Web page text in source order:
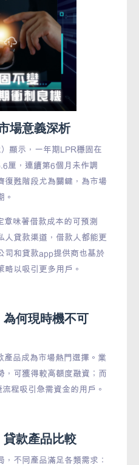
場意義深析
顯示，一年期LPR穩固在
厘，連續第6個月未作調
復甦階段尤為關鍵，為市場
。
意味著借款成本的可預測
人貸款渠道，借款人都能更
司和貸款app提供商也基於
以吸引更多用戶。
何現時機不可
產品成為市場熱門選擇。業
，可獲得較高額度融資；而
程吸引急需資金的用戶。
款產品比較
不同產品滿足各類需求：